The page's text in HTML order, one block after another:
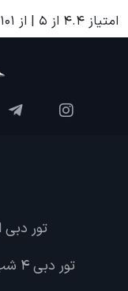
امتیاز 4.4 از 5 | از 101
تور دبی
تور دبی 4 شب و5 روز